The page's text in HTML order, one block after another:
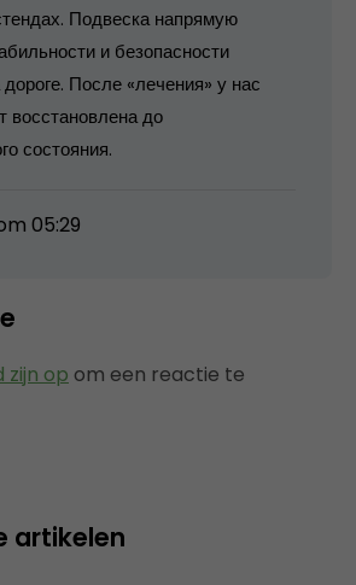
Подвеска напрямую
и безопасности
После «лечения» у нас
восстановлена до
состояния.
05:29
zijn op om een reactie te
artikelen